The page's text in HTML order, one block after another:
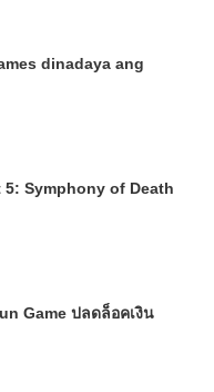
dinadaya ang
Symphony of Death
Game ปลดล็อคเงิน